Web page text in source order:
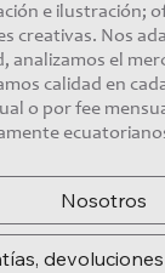
e ilustración;
creativas. Nos
analizamos el
calidad en
o por fee
Nosotros